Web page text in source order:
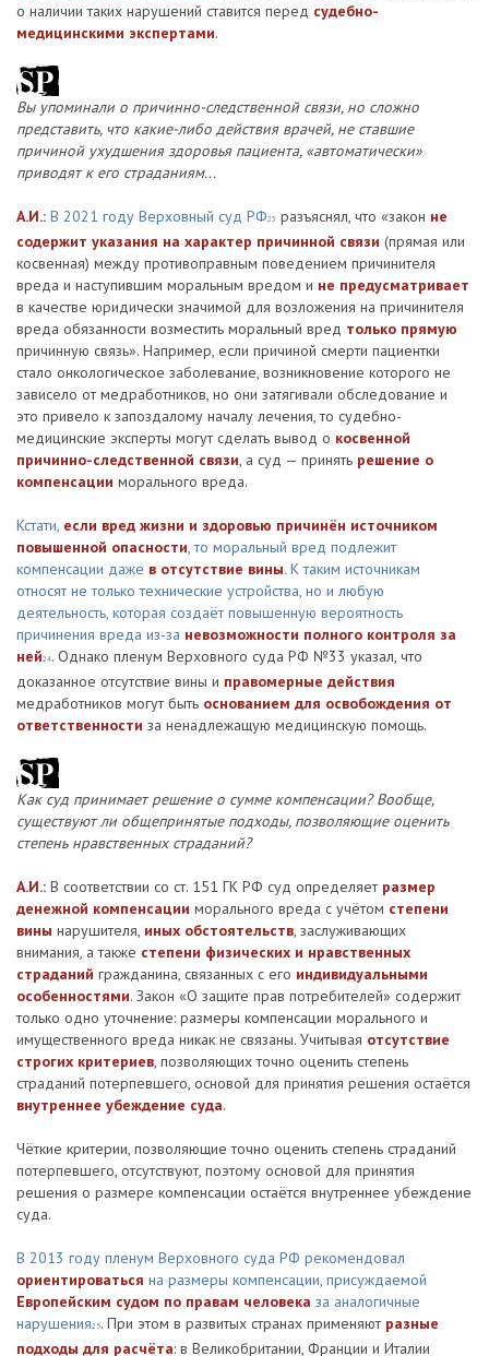
о наличии таких нарушений ставится перед судебно-
медицинскими экспертами.
Вы упоминали о причинно-следственной связи, но сложно
представить, что какие-либо действия врачей, не ставшие
причиной ухудшения здоровья пациента, «автоматически»
приводят к его страданиям...
А.И.: В 2021 году Верховный суд РФ23 разъяснял, что «закон не
содержит указания на характер причинной связи (прямая или
косвенная) между противоправным поведением причинителя
вреда и наступившим моральным вредом и не предусматривает
в качестве юридически значимой для возложения на причинителя
вреда обязанности возместить моральный вред только прямую
причинную связь». Например, если причиной смерти пациентки
стало онкологическое заболевание, возникновение которого не
зависело от медработников, но они затягивали обследование и
это привело к запоздалому началу лечения, то судебно-
медицинские эксперты могут сделать вывод о косвенной
причинно-следственной связи, а суд — принять решение о
компенсации морального вреда.
Кстати, если вред жизни и здоровью причинён источником
повышенной опасности, то моральный вред подлежит
компенсации даже в отсутствие вины. К таким источникам
относят не только технические устройства, но и любую
деятельность, которая создаёт повышенную вероятность
причинения вреда из-за невозможности полного контроля за
ней24. Однако пленум Верховного суда РФ №33 указал, что
доказанное отсутствие вины и правомерные действия
медработников могут быть основанием для освобождения от
ответственности за ненадлежащую медицинскую помощь.
Как суд принимает решение о сумме компенсации? Вообще,
существуют ли общепринятые подходы, позволяющие оценить
степень нравственных страданий?
А.И.: В соответствии со ст. 151 ГК РФ суд определяет размер
денежной компенсации морального вреда с учётом степени
вины нарушителя, иных обстоятельств, заслуживающих
внимания, а также степени физических и нравственных
страданий гражданина, связанных с его индивидуальными
особенностями. Закон «О защите прав потребителей» содержит
только одно уточнение: размеры компенсации морального и
имущественного вреда никак не связаны. Учитывая отсутствие
строгих критериев, позволяющих точно оценить степень
страданий потерпевшего, основой для принятия решения остаётся
внутреннее убеждение суда.
Чёткие критерии, позволяющие точно оценить степень страданий
потерпевшего, отсутствуют, поэтому основой для принятия
решения о размере компенсации остаётся внутреннее убеждение
суда.
В 2013 году пленум Верховного суда РФ рекомендовал
ориентироваться на размеры компенсации, присуждаемой
Европейским судом по правам человека за аналогичные
нарушения25. При этом в развитых странах применяют разные
подходы для расчёта: в Великобритании, Франции и Италии